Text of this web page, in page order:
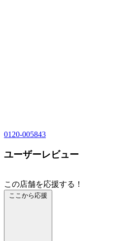
0120-005843
ユーザーレビュー
この店舗を応援する！
ここから応援